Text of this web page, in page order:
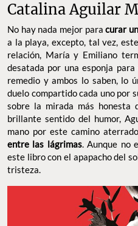
Catalina Aguilar
No hay nada mejor paracurar
a la playa, excepto, tal vez,
relación, María y Emiliano
desatada por una esponja
remedio y ambos lo saben, lo
duelo compartido cada uno por
sobre la mirada más honesta
brillante sentido del humor,
mano por este camino
entre las lágrimas. Aunque no
este libro con el apapacho del
tristeza.